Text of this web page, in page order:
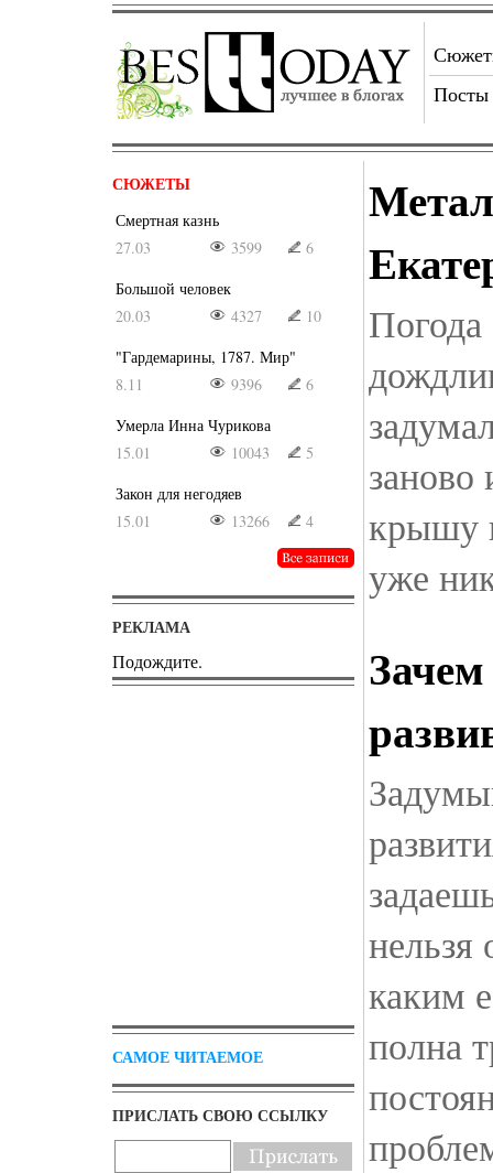
Посты
СЮЖЕТЫ
Смертная казнь
27.03
3599
6
Большой человек
20.03
4327
10
"Гардемарины, 1787. Мир"
8.11
9396
6
Умерла Инна Чурикова
15.01
10043
5
Закон для негодяев
15.01
13266 4
РЕКЛАМА
Подождите.
САМОЕ ЧИТАЕМОЕ
ПРИСЛАТЬ СВОЮ ССЫЛКУ
крышу
уже
нельзя
каким
полна